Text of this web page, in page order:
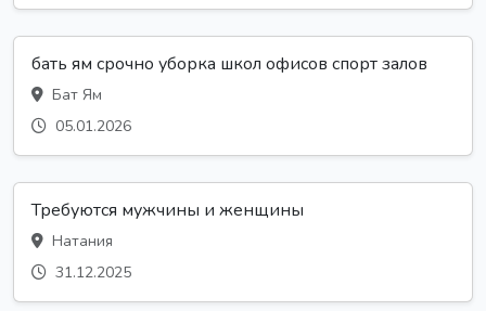
бать ям срочно уборка школ офисов спорт залов
Бат Ям
05.01.2026
Требуются мужчины и женщины
Натания
31.12.2025